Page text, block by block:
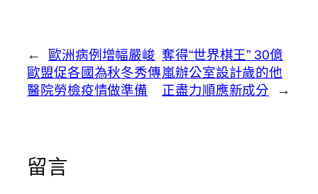
←
歐洲病例增幅嚴峻
歐盟促各國為秋冬秀傳
醫院勞檢疫情做準備
奪得“世界棋王” 30億
嵐辦公室設計歲的他
正盡力順應新成分
→
留言